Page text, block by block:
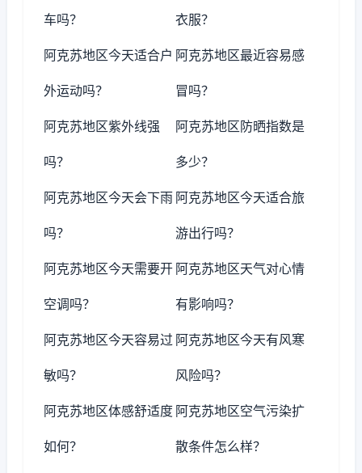
车吗？ 衣服？
阿克苏地区今天适合户
外运动吗？
阿克苏地区最近容易感
冒吗？
阿克苏地区紫外线强
吗？
阿克苏地区防晒指数是
多少？
阿克苏地区今天会下雨
吗？
阿克苏地区今天适合旅
游出行吗？
阿克苏地区今天需要开
空调吗？
阿克苏地区天气对心情
有影响吗？
阿克苏地区今天容易过
敏吗？
阿克苏地区今天有风寒
风险吗？
阿克苏地区体感舒适度
如何？
阿克苏地区空气污染扩
散条件怎么样？